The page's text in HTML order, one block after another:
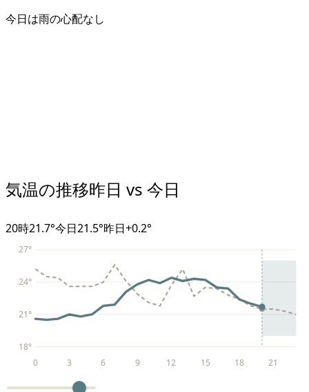
今日は雨の心配なし
気温の推移昨日 vs 今日
20時21.7°今日21.5°昨日+0.2°
18°
21°
24°
27°
0 3 6 9 12 15 18 21